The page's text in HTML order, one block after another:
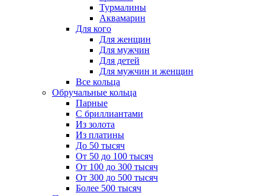
Турмалины
Аквамарин
Для кого
Для женщин
Для мужчин
Для детей
Для мужчин и женщин
Все кольца
Обручальные кольца
Парные
С бриллиантами
Из золота
Из платины
До 50 тысяч
От 50 до 100 тысяч
От 100 до 300 тысяч
От 300 до 500 тысяч
Более 500 тысяч